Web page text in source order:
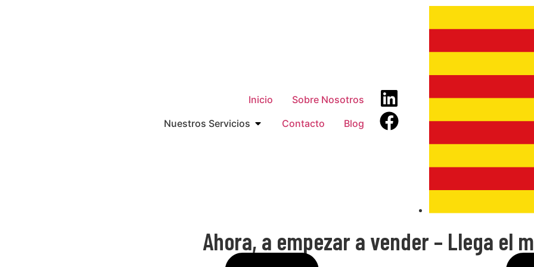
Inicio
Sobre Nosotros
Nuestros Servicios
Contacto Blog
Ahora, a empezar a vender – Llega el